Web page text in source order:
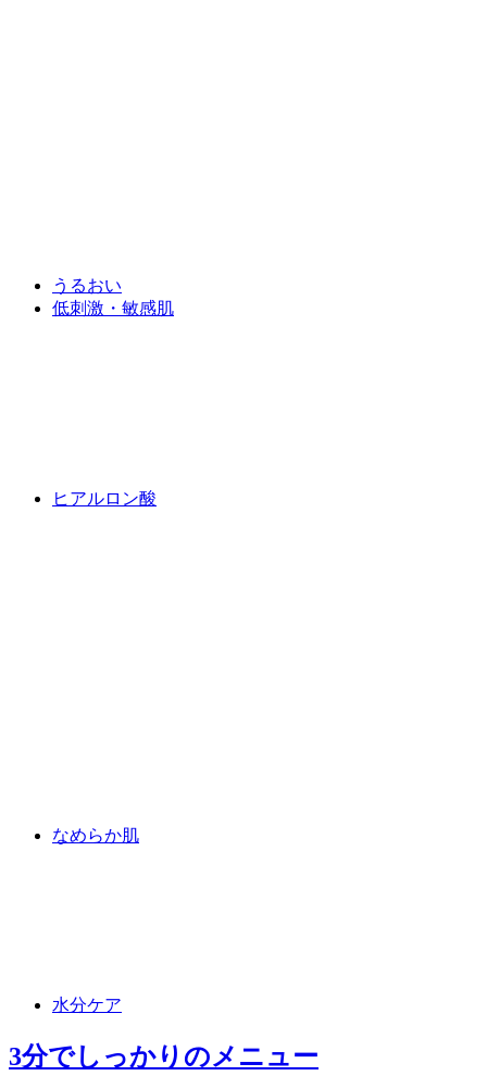
うるおい
低刺激・敏感肌
ヒアルロン酸
なめらか肌
水分ケア
3分でしっかり のメニュー